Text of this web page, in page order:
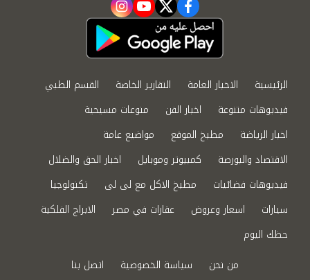
facebook
twitter
youtube
instagram
الرئيسية الاخبار العامة التقارير الخاصة
القسم الطبي
فيديوهات متنوعة
اخبار الفن
منوعات مسيحية
اخبار الرياضة
مطبخ الموقع
مواضيع عامة
الاقتصاد والبورصة
كمبيوتر وموبايل
اخبار الحق والضلال
فيديوهات فضائيات
مطبخ الاكل مع لى لى
تكنولوجيا
سيارات
اسعار وعروض عقارات في مصر
الابراج الفلكية
حظك اليوم
من نحن
سياسة الخصوصية اتصل بنا